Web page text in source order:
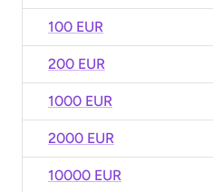
100 EUR
200 EUR
1000 EUR
2000 EUR
10000 EUR